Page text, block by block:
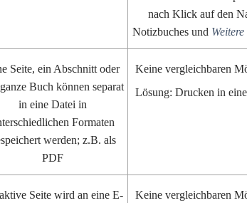
nach Klick auf den
Notizbuches und
Seite, ein Abschnitt oder
Buch können separat
in eine Datei in
Formaten
werden; z.B. als
PDF
Keine vergleichbaren
Lösung: Drucken in
Seite wird an eine E-
Keine vergleichbaren